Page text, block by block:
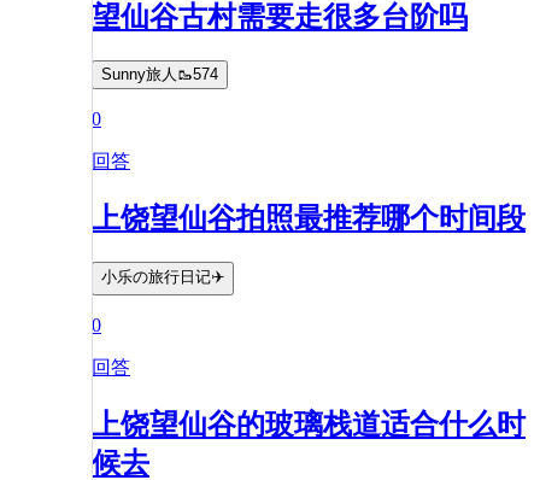
望仙谷古村需要走很多台阶吗
Sunny旅人🥾574
0
回答
上饶望仙谷拍照最推荐哪个时间段
小乐の旅行日记✈️
0
回答
上饶望仙谷的玻璃栈道适合什么时
候去